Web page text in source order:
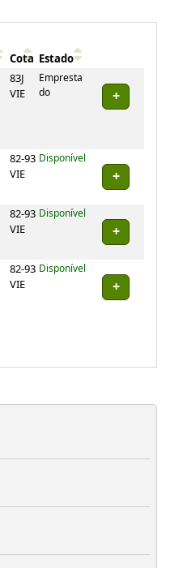
Cota Estado
83J
VIE
Empresta
do
82-93
VIE
Disponível
82-93
VIE
Disponível
82-93
VIE
Disponível